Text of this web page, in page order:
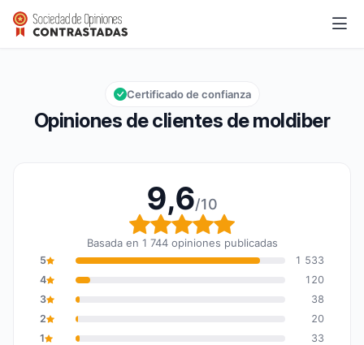
moldiber
Calificación global: 9,6 de 10
9,6/10
Opiniones de clientes de moldiber
Certificado de confianza
9,6/10
Calificación global: 9,6
Basada en 1 744 opiniones publicadas
5
1 533
4
120
3
38
2
20
1
33